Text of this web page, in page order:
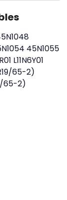
45N1055
L11N6Y01
65-2)
65-2)